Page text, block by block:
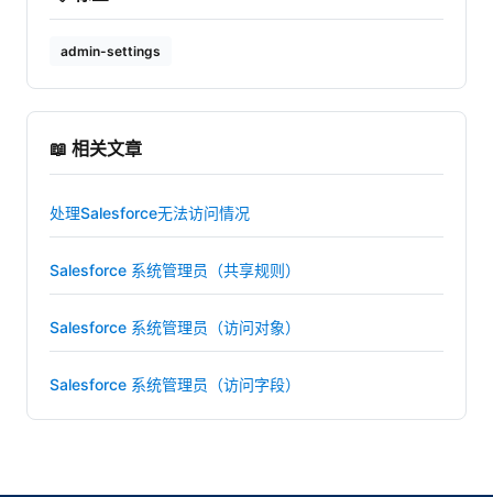
admin-settings
📖 相关文章
处理Salesforce无法访问情况
Salesforce 系统管理员（共享规则）
Salesforce 系统管理员（访问对象）
Salesforce 系统管理员（访问字段）